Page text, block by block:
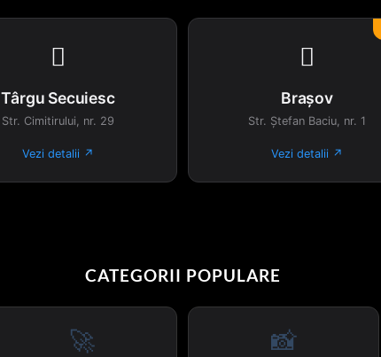

Târgu Secuiesc
Str. Cimitirului, nr. 29
Vezi detalii ↗

Brașov
Str. Ștefan Baciu, nr. 1
Vezi detalii ↗
CATEGORII POPULARE
🚀 📸